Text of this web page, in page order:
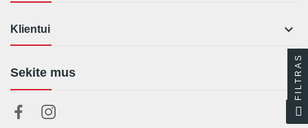
Klientui 
Sekite mus FILTRAS